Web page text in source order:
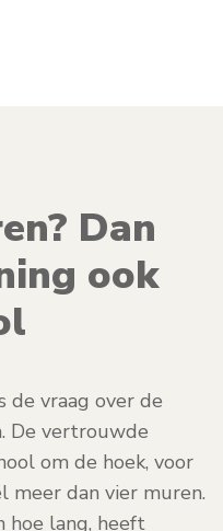
Dan
ook
de vraag over de
De vertrouwde
om de hoek, voor
meer dan vier muren.
hoe lang, heeft